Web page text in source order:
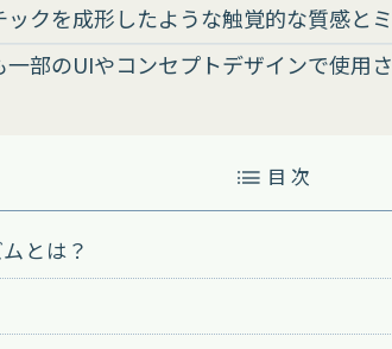
ックを成形したような触覚的な質感と
部のUIやコンセプトデザインで使用さ
目 次
とは？